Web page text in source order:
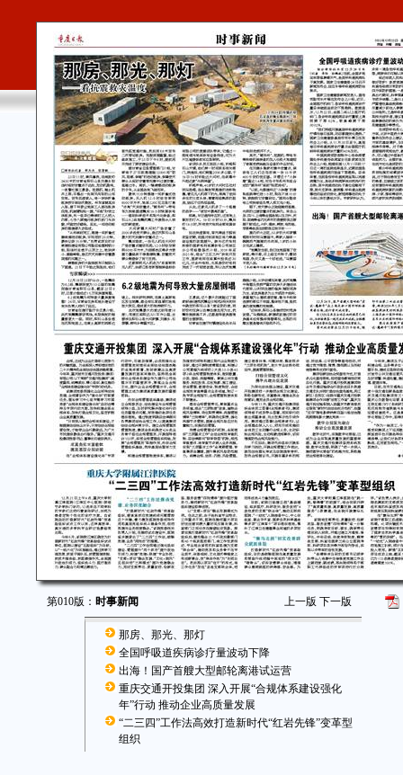
第010版： 时事新闻 上一版 下一版
那房、那光、那灯
全国呼吸道疾病诊疗量波动下降
出海！国产首艘大型邮轮离港试运营
重庆交通开投集团 深入开展“合规体系建设强化
年”行动 推动企业高质量发展
“二三四”工作法高效打造新时代“红岩先锋”变革型
组织